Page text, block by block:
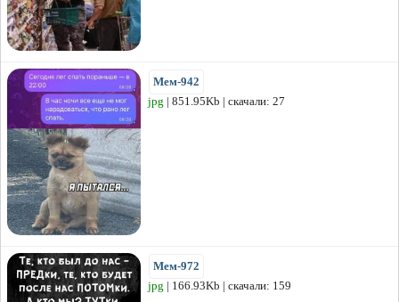
Мем-942
jpg | 851.95Kb | скачали: 27
Мем-972
jpg | 166.93Kb | скачали: 159